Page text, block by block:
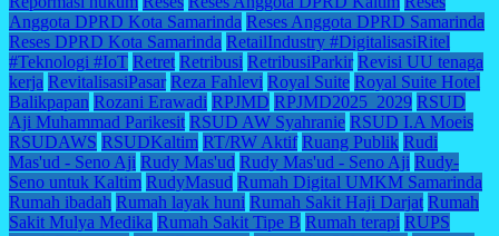
Anggota DPRD Kota Samarinda Reses Anggota DPRD Samarinda
Reses DPRD Kota Samarinda RetailIndustry #DigitalisasiRitel
#Teknologi #IoT Retret Retribusi RetribusiParkir Revisi UU tenaga
kerja RevitalisasiPasar Reza Fahlevi Royal Suite Royal Suite Hotel
Balikpapan Rozani Erawadi RPJMD RPJMD2025_2029 RSUD
Aji Muhammad Parikesit RSUD AW Syahranie RSUD I.A Moeis
RSUDAWS RSUDKaltim RT/RW Aktif Ruang Publik Rudi
Mas'ud - Seno Aji Rudy Mas'ud Rudy Mas'ud - Seno Aji Rudy-
Seno untuk Kaltim RudyMasud Rumah Digital UMKM Samarinda
Rumah ibadah Rumah layak huni Rumah Sakit Haji Darjat Rumah
Sakit Mulya Medika Rumah Sakit Tipe B Rumah terapi RUPS